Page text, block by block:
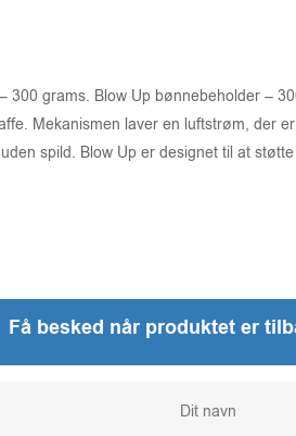
300 grams. Blow Up bønnebeholder –
Mekanismen laver en luftstrøm, der
spild. Blow Up er designet til at
Få besked når produktet er